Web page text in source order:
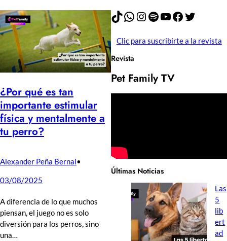
¿Por qué es tan
importante estimular
física y mentalmente a
tu perro?
Alexander Peña Bernal•
03/08/2025
A diferencia de lo que muchos
piensan, el juego no es solo
diversión para los perros, sino
una…
TikTok WhatsApp Instagram Spotify YouTube Facebook Twitter
Clic para suscribirte a la revista
Revista
Pet Family TV
Últimas Noticias
Las
5
lib
ert
ad